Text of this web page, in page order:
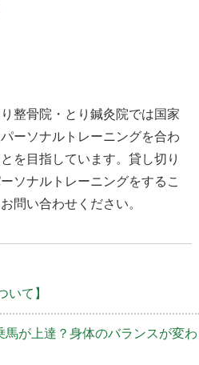
整骨院・とり鍼灸院では国家
ーソナルトレーニングを合わ
を目指しています。貸し切り
ソナルトレーニングをするこ
問い合わせください。
いて】
馬が上達？身体のバランスが変わ